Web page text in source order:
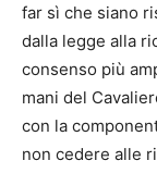
far sì che siano
dalla legge alla
consenso più
mani del
con la
non cedere alle